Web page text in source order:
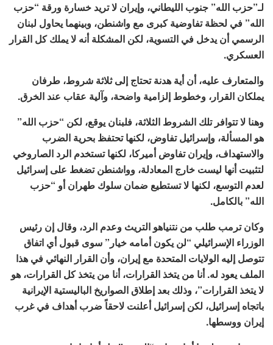
لـ”حزب الله” جنوب الليطاني، وإيران لا تريد خسارة ورقة “حزب
الله” في لحظة تفاوضية كبرى مع واشنطن، وبينهما يحاول لبنان
الرسمي أن يدخل في التسوية، لكن المشكلة أنه لا يملك كل القرار
العسكري.
والمتعارف عليه، أن أية هدنة تحتاج إلى ثلاثة شروط، طرفان
يملكان القرار، وخطوط إلزامية واضحة، وآلية عقاب عند الخرق.
وهنا لا تتوافر تلك الشروط الثلاثة، فلبنان يوقع، لكن “حزب الله”
هو المسألة، وإسرائيل تفاوض، لكنها تحتفظ بحرية الضرب
والاستهداف، وإيران تفاوض أميركا، لكنها تستخدم الرد الصاروخي
لتثبيت أنها ليست خارج المعادلة، وواشنطن تضغط على إسرائيل
لعدم التوسع، لكنها لا تستطيع ضمان سلوك طهران أو “حزب
الله” بالكامل.
وكان ترمب طلب من نتنياهو التريث وعدم الرد، وقال إن رئيس
الوزراء الإسرائيلي “لن يكون أمامه خيار” سوى قبول أي اتفاق
تتوصل إليه الولايات المتحدة مع إيران، وأن القرار النهائي في هذا
الملف يعود له. أنا من يتخذ القرارات، أنا من يتخذ كل القرارات، هو
لا يتخذ القرارات”، وذلك بعد إطلاق الصواريخ الباليستية الإيرانية
باتجاه إسرائيل، لكن إسرائيل أعلنت لاحقاً ضرب أهداف في غرب
إيران ووسطها.